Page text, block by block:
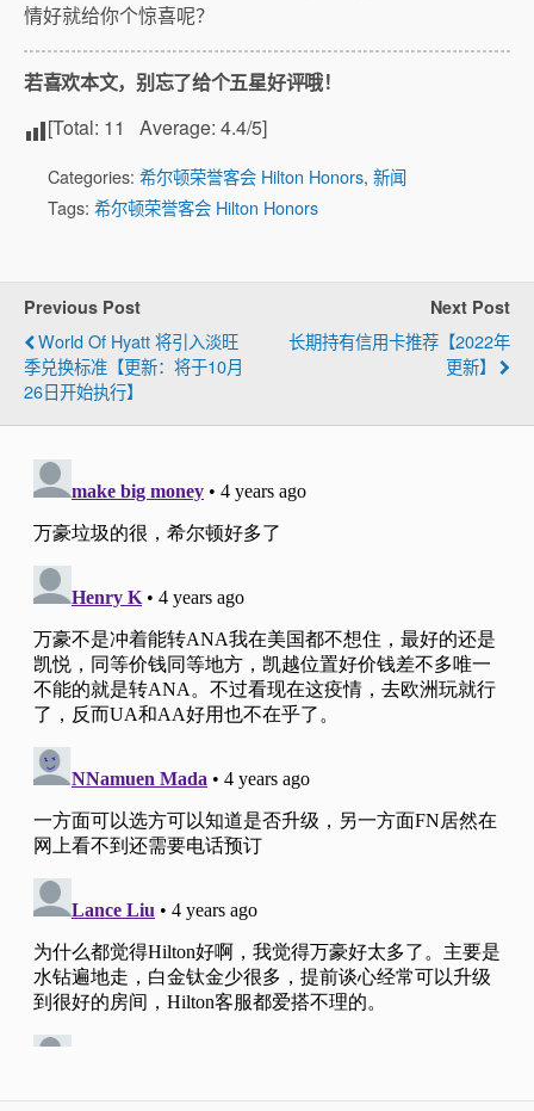
情好就给你个惊喜呢？
若喜欢本文，别忘了给个五星好评哦！
[Total: 11 Average: 4.4/5]
Categories: 希尔顿荣誉客会 Hilton Honors, 新闻
Tags: 希尔顿荣誉客会 Hilton Honors
Previous Post
World Of Hyatt 将引入淡旺
季兑换标准【更新：将于10月
26日开始执行】
Next Post
长期持有信用卡推荐【2022年
更新】